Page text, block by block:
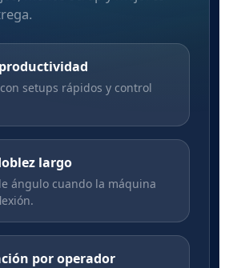
setups rápidos y control
largo
ángulo cuando la máquina
por operador